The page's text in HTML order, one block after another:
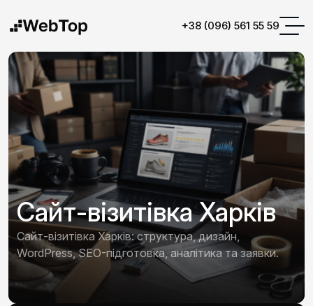
+38 (096) 561 55 59
Сайт-візитівка Харків
Сайт-візитівка Харків: структура, дизайн,
WordPress, SEO-підготовка, аналітика та заявки.